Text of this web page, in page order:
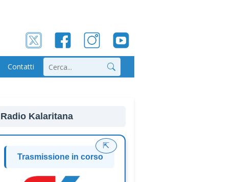
Contatti Cerca
Radio Kalaritana
Trasmissione in corso
⇱